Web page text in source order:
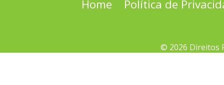
Home Política de
© 2026 Direitos